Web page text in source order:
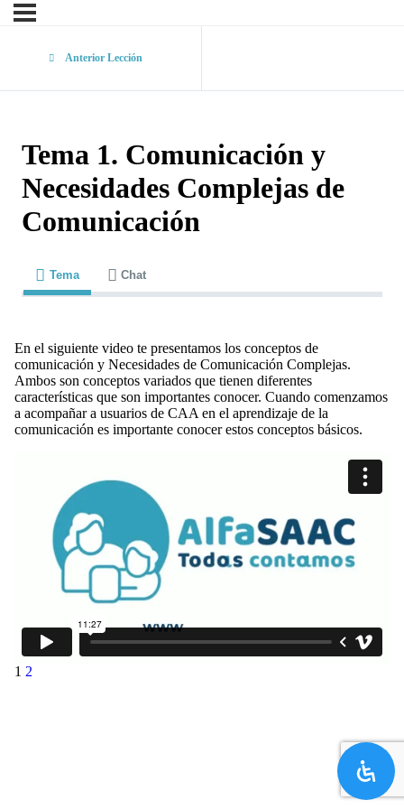
Anterior Lección
Tema 1. Comunicación y
Necesidades Complejas de
Comunicación
Tema Chat
En el siguiente video te presentamos los conceptos de
comunicación y Necesidades de Comunicación Complejas.
Ambos son conceptos variados que tienen diferentes
características que son importantes conocer. Cuando comenzamos
a acompañar a usuarios de CAA en el aprendizaje de la
comunicación es importante conocer estos conceptos básicos.
1 2